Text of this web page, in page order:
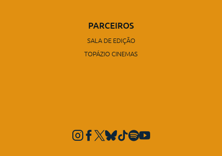
PARCEIROS
SALA DE EDIÇÃO
TOPÁZIO CINEMAS